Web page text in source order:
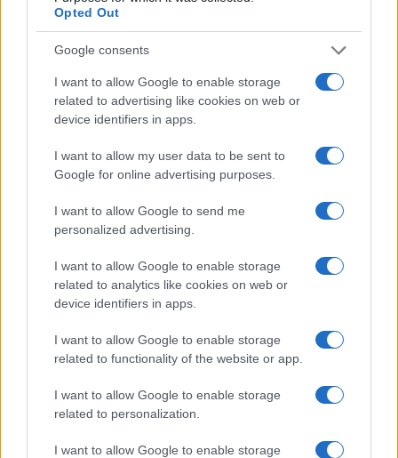
Opted Out
Google consents
I want to allow Google to enable storage
related to advertising like cookies on web or
device identifiers in apps.
I want to allow my user data to be sent to
Google for online advertising purposes.
I want to allow Google to send me
personalized advertising.
I want to allow Google to enable storage
related to analytics like cookies on web or
device identifiers in apps.
I want to allow Google to enable storage
related to functionality of the website or app.
I want to allow Google to enable storage
related to personalization.
I want to allow Google to enable storage